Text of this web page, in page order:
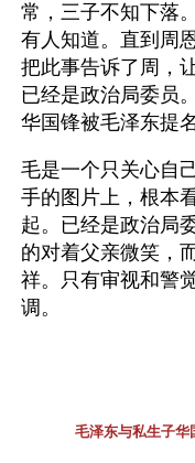
常，三子不知下落
有人知道。直到周
把此事告诉了周，
已经是政治局委员
华国锋被毛泽东提
毛是一个只关心自
手的图片上，根本
起。已经是政治局
的对着父亲微笑，
祥。只有审视和警
调。
毛泽东与私生子华